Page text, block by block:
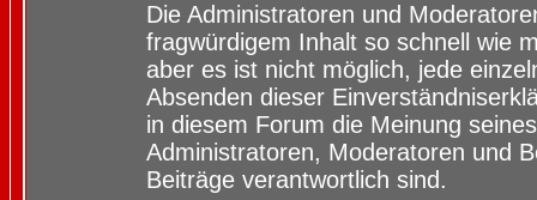
Die Administratoren und
fragwürdigem Inhalt so schnell wie
aber es ist nicht möglich, jede
Absenden dieser
in diesem Forum die Meinung
Administratoren, Moderatoren und
Beiträge verantwortlich sind.